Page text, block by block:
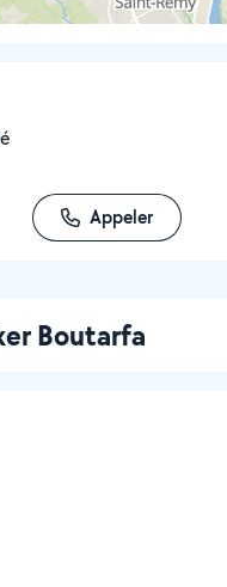
Appeler
Boutarfa